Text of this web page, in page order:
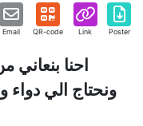
Email QR-code Link Poster
احنا
ونحتاج الي